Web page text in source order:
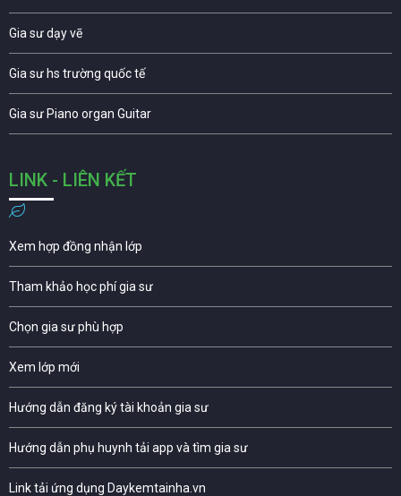
Gia sư dạy vẽ
Gia sư hs trường quốc tế
Gia sư Piano organ Guitar
LINK - LIÊN KẾT
Xem hợp đồng nhận lớp
Tham khảo học phí gia sư
Chọn gia sư phù hợp
Xem lớp mới
Hướng dẫn đăng ký tài khoản gia sư
Hướng dẫn phụ huynh tải app và tìm gia sư
Link tải ứng dụng Daykemtainha.vn